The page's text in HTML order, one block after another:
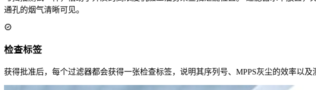
通孔的烟气清晰可见。
检查标签
获得批准后，每个过滤器都会获得一张检查标签，说明其序列号、MPPS灰尘的效率以及